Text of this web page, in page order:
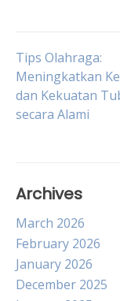
Post
Tips Olahraga:
Meningkatkan
dan Kekuatan
secara Alami
Archives
March 2026
February 2026
January 2026
December 2025